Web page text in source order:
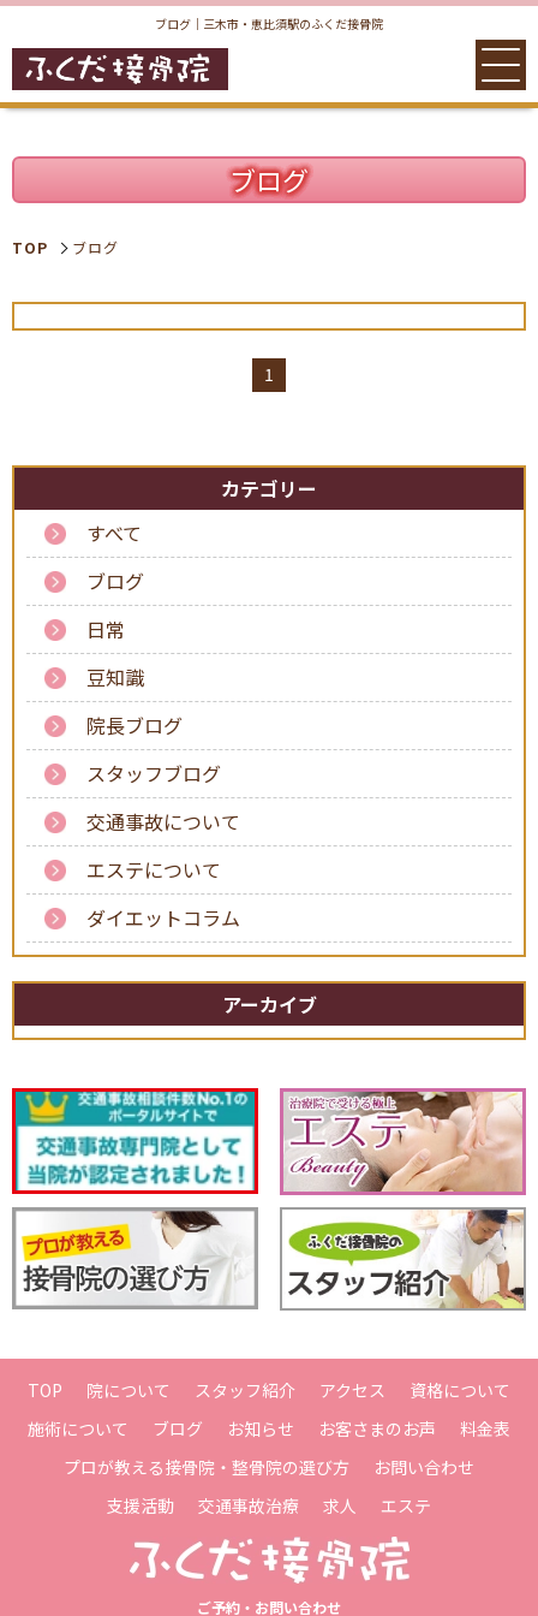
ブログ｜三木市・恵比須駅のふくだ接骨院
料金表
スタッフ
お客さまのお声
プロが教える
接骨院選び
求人 エステ
ブログ
TOP ブログ
1
カテゴリー
すべて
ブログ
日常
豆知識
院長ブログ
スタッフブログ
交通事故について
エステについて
ダイエットコラム
アーカイブ
TOP 院について スタッフ紹介 アクセス
資格について
施術について
ブログ お知らせ お客さまのお声
料金表
プロが教える接骨院・整骨院の選び方
お問い合わせ
支援活動
交通事故治療 求人 エステ
ご予約・お問い合わせ